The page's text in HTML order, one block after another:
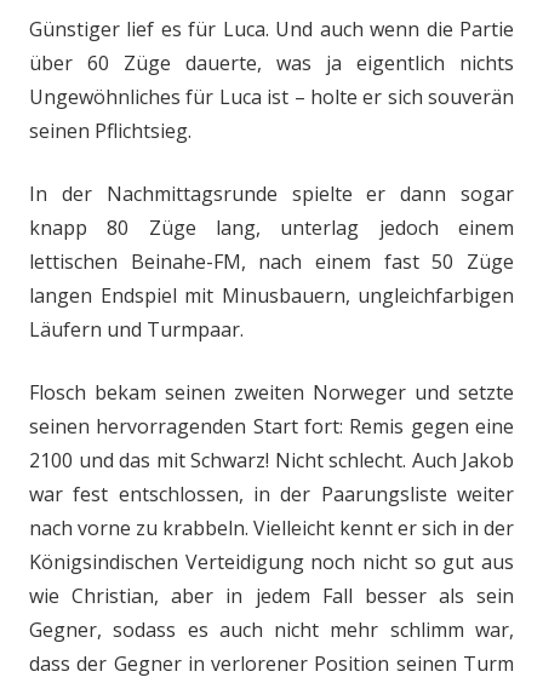
Günstiger lief es für Luca. Und auch wenn die Partie
über 60 Züge dauerte, was ja eigentlich nichts
Ungewöhnliches für Luca ist – holte er sich souverän
seinen Pflichtsieg.
In der Nachmittagsrunde spielte er dann sogar
knapp 80 Züge lang, unterlag jedoch einem
lettischen Beinahe-FM, nach einem fast 50 Züge
langen Endspiel mit Minusbauern, ungleichfarbigen
Läufern und Turmpaar.
Flosch bekam seinen zweiten Norweger und setzte
seinen hervorragenden Start fort: Remis gegen eine
2100 und das mit Schwarz! Nicht schlecht. Auch Jakob
war fest entschlossen, in der Paarungsliste weiter
nach vorne zu krabbeln. Vielleicht kennt er sich in der
Königsindischen Verteidigung noch nicht so gut aus
wie Christian, aber in jedem Fall besser als sein
Gegner, sodass es auch nicht mehr schlimm war,
dass der Gegner in verlorener Position seinen Turm